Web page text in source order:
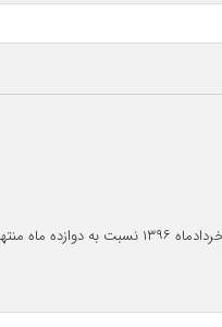
معادل ۱۰.۲ درصد است.